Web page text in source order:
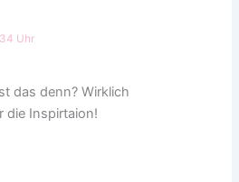
Uhr
das denn? Wirklich
die Inspirtaion!